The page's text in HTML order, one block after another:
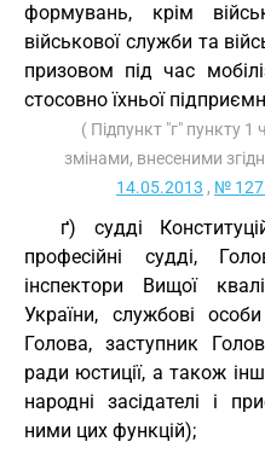
формувань, крім
військової служби та
призовом під час
стосовно їхньої
( Підпункт "г" пункту 1
змінами, внесеними
14.05.2013 , №
ґ) судді
професійні судді,
інспектори Вищої
України, службові особи
Голова, заступник
ради юстиції, а також
народні засідателі і
ними цих функцій);